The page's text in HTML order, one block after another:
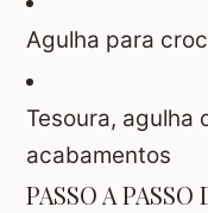
Agulha para
Tesoura, agulha
acabamentos
PASSO A PASSO